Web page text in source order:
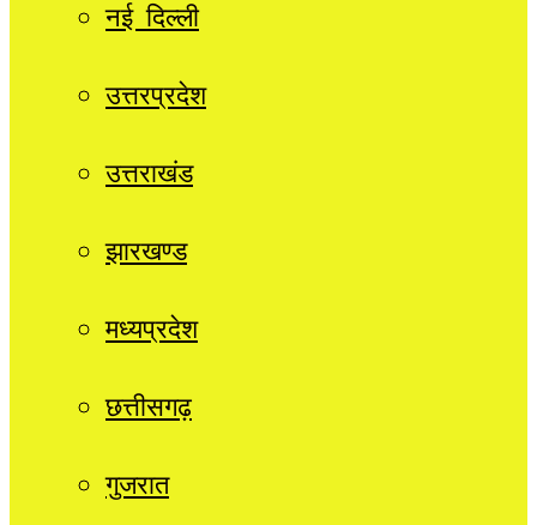
नई दिल्ली
उत्तरप्रदेश
उत्तराखंड
झारखण्ड
मध्यप्रदेश
छत्तीसगढ़
गुजरात